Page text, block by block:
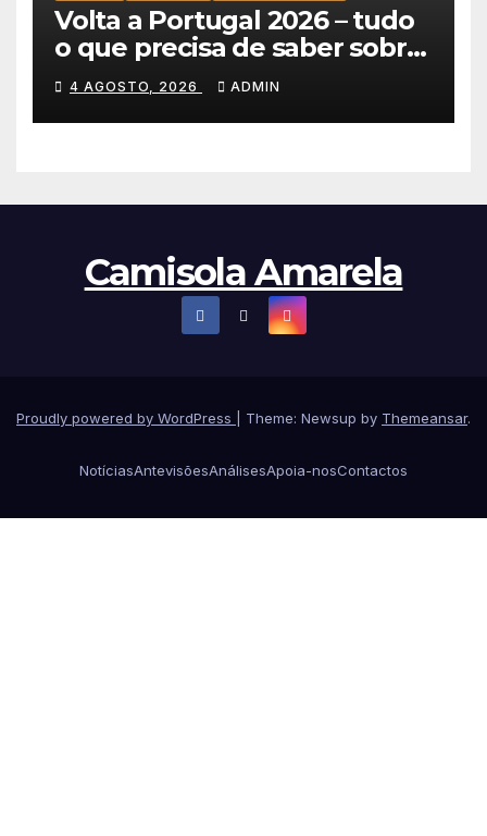
Volta a Portugal 2026 – tudo
o que precisa de saber sobre
as equipas e o percurso
4 AGOSTO, 2026 ADMIN
Camisola Amarela
Proudly powered by WordPress Theme: Newsup by Themeansar.
NotíciasAntevisõesAnálisesApoia-nosContactos